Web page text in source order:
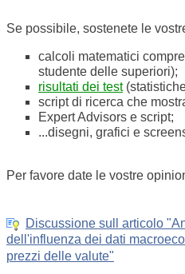
Se possibile, sostenete le
calcoli matematici
studente delle superiori);
risultati dei test
script di ricerca che
Expert Advisors e script;
...disegni, grafici e
Per favore date le vostre
Discussione sull articolo
dell'influenza dei dati
prezzi delle valute"